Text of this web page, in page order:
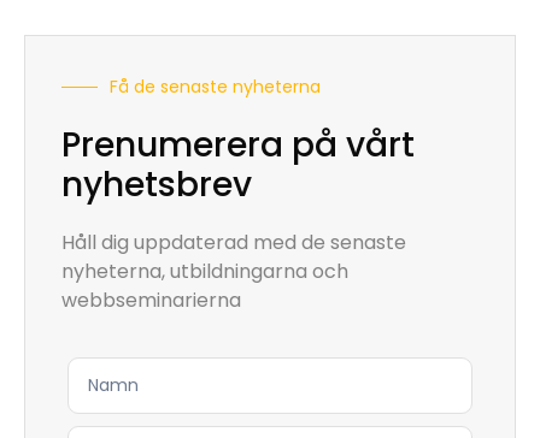
Få de senaste nyheterna
Prenumerera på vårt
nyhetsbrev
Håll dig uppdaterad med de senaste
nyheterna, utbildningarna och
webbseminarierna